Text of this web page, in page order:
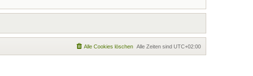
Alle Zeiten sind UTC+02:00
Alle Cookies löschen